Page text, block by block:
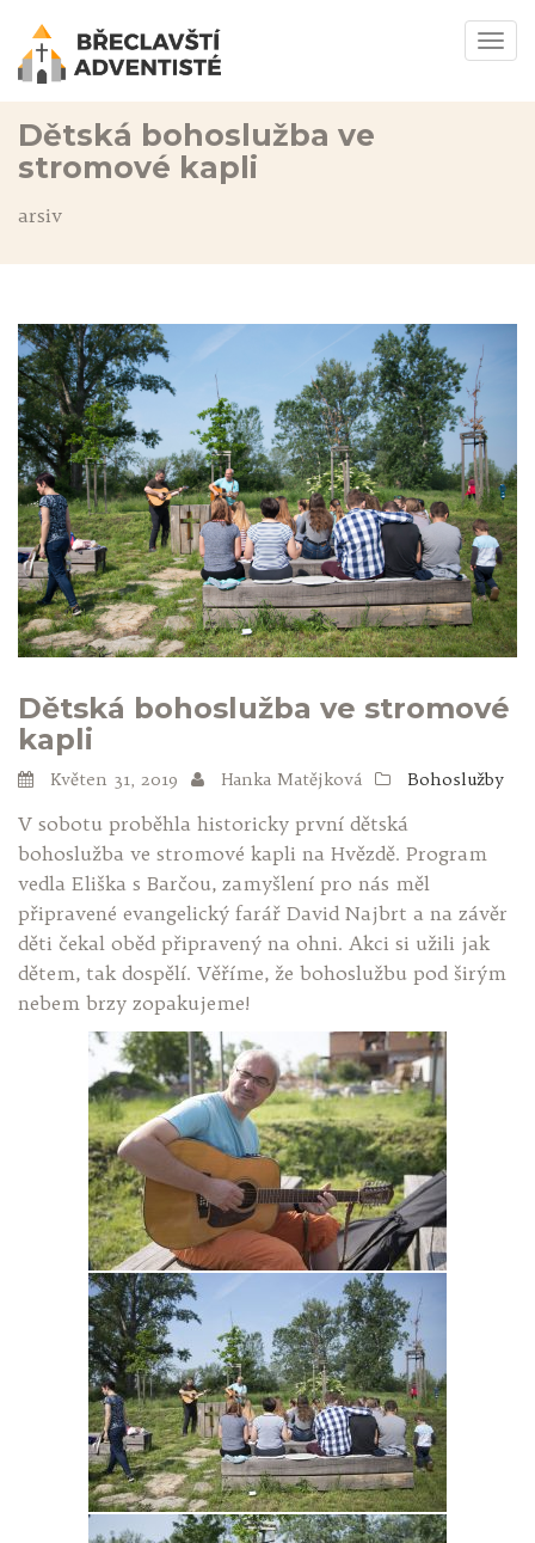
Dětská bohoslužba ve
stromové kapli
arsiv
Dětská bohoslužba ve stromové
kapli
Květen 31, 2019 Hanka Matějková Bohoslužby
V sobotu proběhla historicky první dětská
bohoslužba ve stromové kapli na Hvězdě. Program
vedla Eliška s Barčou, zamyšlení pro nás měl
připravené evangelický farář David Najbrt a na závěr
děti čekal oběd připravený na ohni. Akci si užili jak
dětem, tak dospělí. Věříme, že bohoslužbu pod širým
nebem brzy zopakujeme!